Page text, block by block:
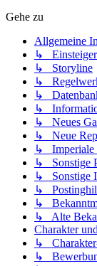
Gehe zu
Allgemeine
↳
↳ Storyline
↳
↳
↳
↳ Neues
↳ Neue
↳ Imperiale
↳ Sonstige
↳ Sonstige
↳
↳
↳ Alte
Charakter
↳
↳